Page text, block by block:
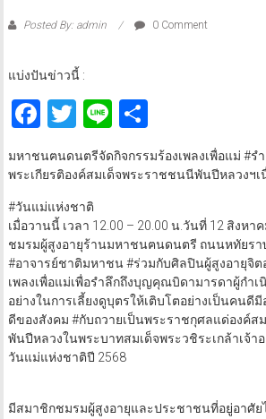
Posted By: admin 0 Comment
แบ่งปันข่าวนี้ :
Facebook
Twitter
LineShare
มหาชนฅนดนตรีจัดกิจกรรมร้องเพลงเพื่อแม่ #
พระเกียรติองค์สมเด็จพระราชชนนีพันปีหลวงฯเ
#วันแม่แห่งชาติ
เมื่อวานนี้ เวลา 12.00 – 20.00 น.วันที่ 12 สิงหา
ชมรมผู้สูงอายุร้านมหาชนฅนดนตรี ถนนหทัยรา
#อาจารย์ชาติมหาชน #ร่วมกับศิลปินผู้สูงอายุจิต
เพลงเพื่อแม่เพื่อรำลึกถึงบุญคุณบิดามารดาผู้กำ
อย่างในการเลี้ยงดูบุตรให้เติบโตอย่างเป็นคนดี
ดีของสังคม #กับถวายเป็นพระราชกุศลแด่องค์
พันปีหลวงในพระบาทสมเด็จพระวชิระเกล้าเจ้า
วันแม่แห่งชาติปี 2568
มีสมาชิกชมรมผู้สูงอายุและประชาชนที่อยู่อาศัย